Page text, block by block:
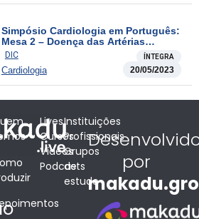
Simpósio Cardiologia em Português:
Mesa 2 – Doença das Artérias
Coronárias na África
DIC ÍNTEGRA
Cardiologia 20/05/2023
Lives
Cursos
Vídeos
Podcasts
Instituições
Profissionais
Grupos
de
estudo
por